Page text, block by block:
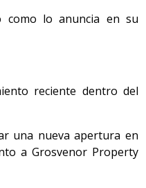
como lo anuncia en su
reciente dentro del
una nueva apertura en
a Grosvenor Property